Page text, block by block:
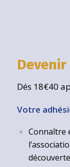
Dés 18€40
Votre
Connaître